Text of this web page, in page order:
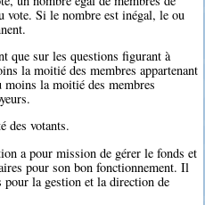
vote. Si le nombre est inégal, le ou
que sur les questions figurant à
la moitié des membres appartenant
la moitié des membres
des votants.
a pour mission de gérer le fonds et
pour son bon fonctionnement. Il
pour la gestion et la direction de